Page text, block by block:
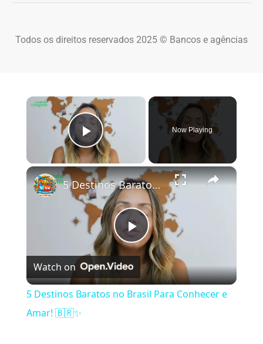
Todos os direitos reservados 2025 © Bancos e agências
×
Play Video
Now Playing
×
Play Video
5 Destinos Baratos no Brasil Para Conhecer e Amar! 🇧🇷✨
Watch on
5 Destinos Baratos no Brasil Para Conhecer e
Amar! 🇧🇷✨